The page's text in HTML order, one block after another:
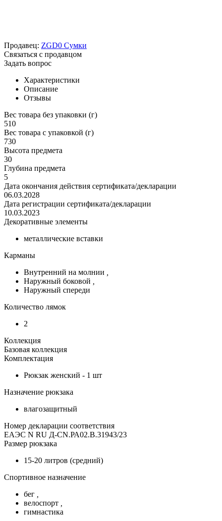
Продавец: ZGD0 Сумки
Связаться с продавцом
Задать вопрос
Характеристики
Описание
Отзывы
Вес товара без упаковки (г)
510
Вес товара с упаковкой (г)
730
Высота предмета
30
Глубина предмета
5
Дата окончания действия сертификата/декларации
06.03.2028
Дата регистрации сертификата/декларации
10.03.2023
Декоративные элементы
металлические вставки
Карманы
Внутренний на молнии
Наружный боковой
Наружный спереди
Количество лямок
2
Коллекция
Базовая коллекция
Комплектация
Рюкзак женский - 1 шт
Назначение рюкзака
влагозащитный
Номер декларации соответствия
ЕАЭС N RU Д-CN.РА02.В.31943/23
Размер рюкзака
15-20 литров (средний)
Спортивное назначение
бег
велоспорт
гимнастика